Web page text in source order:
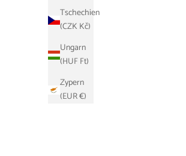
Tschechien
(CZK Kč)
Ungarn
(HUF Ft)
Zypern
(EUR €)